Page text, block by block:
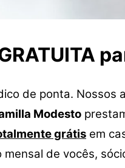
de ponta. Nossos
Modesto
grátis em
de vocês,